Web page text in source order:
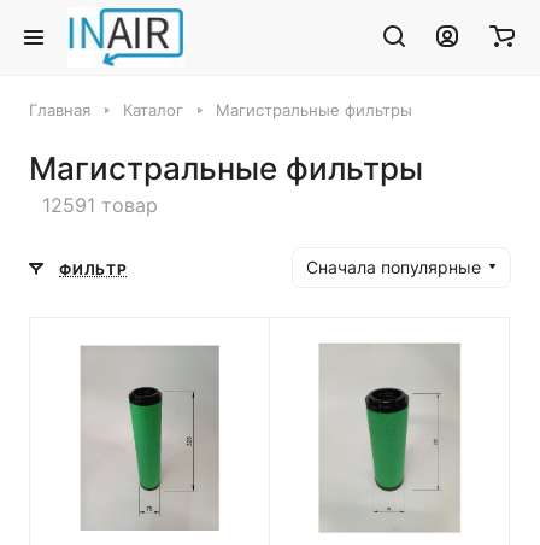
Главная Каталог Магистральные фильтры
Магистральные фильтры
12591 товар
ФИЛЬТР Сначала популярные